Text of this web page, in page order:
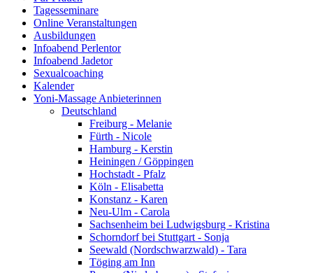
Tagesseminare
Online Veranstaltungen
Ausbildungen
Infoabend Perlentor
Infoabend Jadetor
Sexualcoaching
Kalender
Yoni-Massage Anbieterinnen
Deutschland
Freiburg - Melanie
Fürth - Nicole
Hamburg - Kerstin
Heiningen / Göppingen
Hochstadt - Pfalz
Köln - Elisabetta
Konstanz - Karen
Neu-Ulm - Carola
Sachsenheim bei Ludwigsburg - Kristina
Schorndorf bei Stuttgart - Sonja
Seewald (Nordschwarzwald) - Tara
Töging am Inn